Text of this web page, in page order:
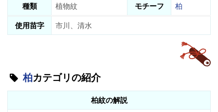
種類
植物紋 モチーフ
柏
使用苗字
市川、清水
柏カテゴリの紹介
柏紋の解説